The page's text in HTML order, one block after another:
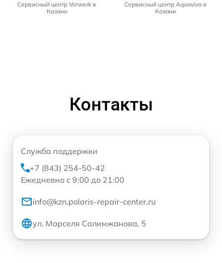
Сервисный центр Vorwerk в
Казани
Сервисный центр Aquaviva в
Казани
Контакты
Служба поддержки
+7 (843) 254-50-42
Ежедневно с 9:00 до 21:00
info@kzn.polaris-repair-center.ru
ул. Марселя Салимжанова, 5